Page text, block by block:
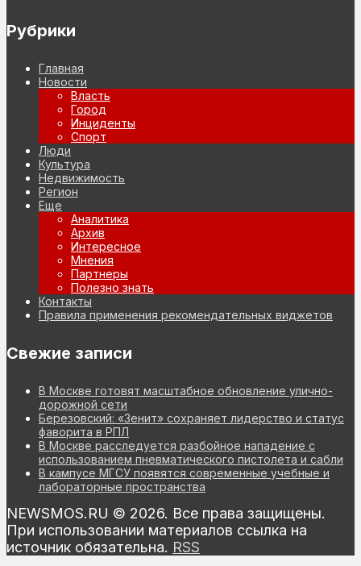
Рубрики
Главная
Новости
Власть
Город
Инциденты
Спорт
Люди
Культура
Недвижимость
Регион
Еще
Аналитика
Архив
Интересное
Мнения
Партнеры
Полезно знать
Контакты
Правила применения рекомендательных виджетов
Свежие записи
В Москве готовят масштабное обновление улично-
дорожной сети
Березовский: «Зенит» сохраняет лидерство и статус
фаворита в РПЛ
В Москве расследуется разбойное нападение с
использованием пневматического пистолета и сабли
В кампусе МГСУ появятся современные учебные и
лабораторные пространства
NEWSMOS.RU © 2026. Все права защищены.
При использовании материалов ссылка на
источник обязательна. RSS